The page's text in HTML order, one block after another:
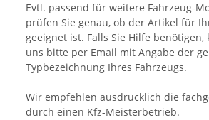
Evtl. passend für weitere Fahrzeug-
prüfen Sie genau, ob der Artikel für
geeignet ist. Falls Sie Hilfe benötigen,
uns bitte per Email mit Angabe der
Typbezeichnung Ihres Fahrzeugs.
Wir empfehlen ausdrücklich die
durch einen Kfz-Meisterbetrieb.